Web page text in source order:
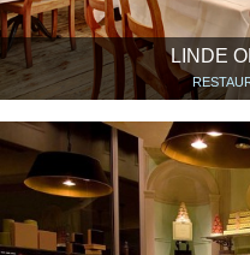
LINDE